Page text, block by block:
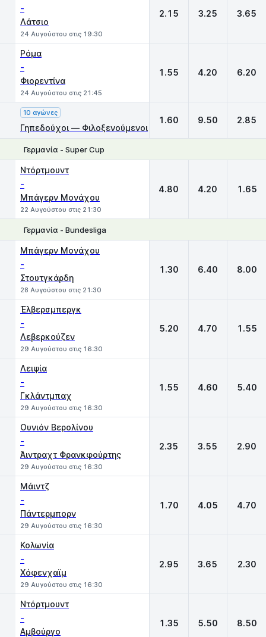
-
Λάτσιο
24 Αυγούστου στις 19:30
2.15 3.25 3.65
Ρόμα
-
Φιορεντίνα
24 Αυγούστου στις 21:45
1.55 4.20 6.20
10 αγώνες
Γηπεδούχοι — Φιλοξενούμενοι
1.60 9.50 2.85
Γερμανία - Super Cup
Ντόρτμουντ
-
Μπάγερν Μονάχου
22 Αυγούστου στις 21:30
4.80 4.20 1.65
Γερμανία - Bundesliga
Μπάγερν Μονάχου
-
Στουτγκάρδη
28 Αυγούστου στις 21:30
1.30 6.40 8.00
Έλβερσμπεργκ
-
Λεβερκούζεν
29 Αυγούστου στις 16:30
5.20 4.70 1.55
Λειψία
-
Γκλάντμπαχ
29 Αυγούστου στις 16:30
1.55 4.60 5.40
Ουνιόν Βερολίνου
-
Άιντραχτ Φρανκφούρτης
29 Αυγούστου στις 16:30
2.35 3.55 2.90
Μάιντζ
-
Πάντερμπορν
29 Αυγούστου στις 16:30
1.70 4.05 4.70
Κολωνία
-
Χόφενχαϊμ
29 Αυγούστου στις 16:30
2.95 3.65 2.30
Ντόρτμουντ
-
Αμβούργο
1.35 5.50 8.50